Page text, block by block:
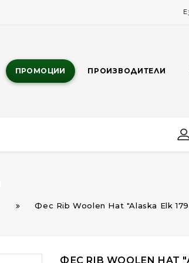
ПРОМОЦИИ ПРОИЗВОДИТЕЛИ
Фес Rib Woolen Hat "Alaska Elk
ФЕС RIB WOOLEN HAT